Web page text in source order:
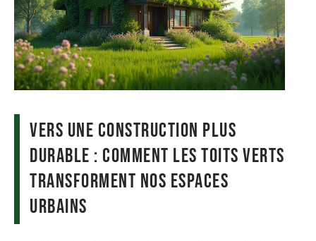
Vers une construction plus
durable : comment les toits verts
transforment nos espaces
urbains